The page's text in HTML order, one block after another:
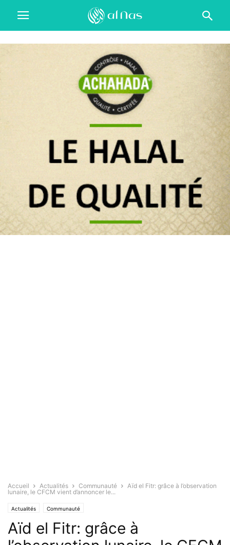
Accueil Actualités Communauté
Aïd el Fitr: grâce à l’observation
lunaire, le CFCM vient d’annoncer le...
Actualités Communauté
Aïd el Fitr: grâce à